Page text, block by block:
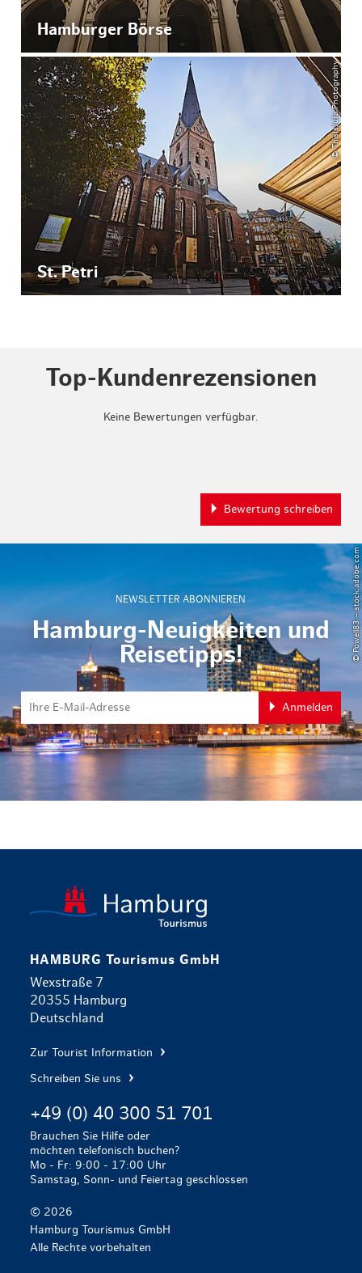
Hamburger Börse
© ThisIsJulia Photography
St. Petri
Top-Kundenrezensionen
Keine Bewertungen verfügbar.
Bewertung schreiben
NEWSLETTER ABONNIEREN
Hamburg-Neuigkeiten und
Reisetipps!
Anmelden
© Powell83 – stock.adobe.com
HAMBURG Tourismus GmbH
Wexstraße 7
20355 Hamburg
Deutschland
Zur Tourist Information
Schreiben Sie uns
+49 (0) 40 300 51 701
Brauchen Sie Hilfe oder
möchten telefonisch buchen?
Mo - Fr: 9:00 - 17:00 Uhr
Samstag, Sonn- und Feiertag geschlossen
© 2026
Hamburg Tourismus GmbH
Alle Rechte vorbehalten